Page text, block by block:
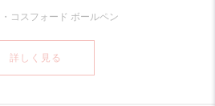
コスフォード ボールペン
詳しく見る